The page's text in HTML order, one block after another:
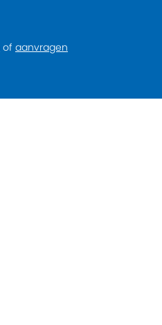
of aanvragen